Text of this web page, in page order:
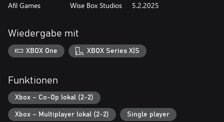
Afil Games Wise Box Studios 5.2.2025
Wiedergabe mit
XBOX One XBOX Series X|S
Funktionen
Xbox – Co-Op lokal (2-2)
Xbox – Multiplayer lokal (2-2) Single player